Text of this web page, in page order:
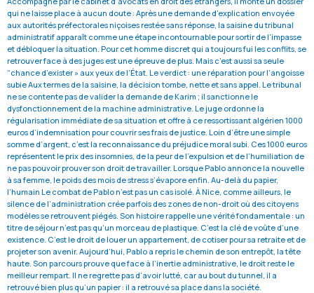
qui ne laisse place à aucun doute : Après une demande d’explication envoyée
aux autorités préfectorales niçoises restée sans réponse, la saisine du tribunal
administratif apparaît comme une étape incontournable pour sortir de l’impasse
et débloquer la situation. Pour cet homme discret qui a toujours fui les conflits, se
retrouver face à des juges est une épreuve de plus. Mais c’est aussi sa seule
“chance d’exister » aux yeux de l’État. Le verdict : une réparation pour l’angoisse
subie Aux termes de la saisine, la décision tombe, nette et sans appel. Le tribunal
ne se contente pas de valider la demande de Karim ; il sanctionne le
dysfonctionnement de la machine administrative. Le juge ordonne la
régularisation immédiate de sa situation et offre à ce ressortissant algérien 1000
euros d’indemnisation pour couvrir ses frais de justice. Loin d’être une simple
somme d’argent, c’est la reconnaissance du préjudice moral subi. Ces 1000 euros
représentent le prix des insomnies, de la peur de l’expulsion et de l’humiliation de
ne pas pouvoir prouver son droit de travailler. Lorsque Pablo annonce la nouvelle
à sa femme, le poids des mois de stress s’évapore enfin. Au-delà du papier,
l’humain Le combat de Pablo n’est pas un cas isolé. À Nice, comme ailleurs, le
silence de l’administration crée parfois des zones de non-droit où des citoyens
modèles se retrouvent piégés. Son histoire rappelle une vérité fondamentale : un
titre de séjour n’est pas qu’un morceau de plastique. C’est la clé de voûte d’une
existence. C’est le droit de louer un appartement, de cotiser pour sa retraite et de
projeter son avenir. Aujourd’hui, Pablo a repris le chemin de son entrepôt, la tête
haute. Son parcours prouve que face à l’inertie administrative, le droit reste le
meilleur rempart. Il ne regrette pas d’avoir lutté, car au bout du tunnel, il a
retrouvé bien plus qu’un papier : il a retrouvé sa place dans la société.